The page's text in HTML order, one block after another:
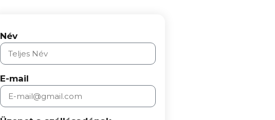
Név
E-mail